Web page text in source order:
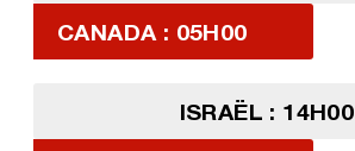
CANADA : 05H00
ISRAËL : 14H00